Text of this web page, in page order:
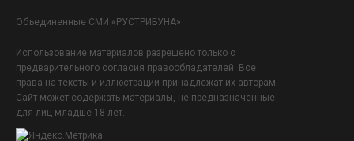
Объединенные СМИ «РУСТРИБУНА»
Использование материалов разрешено только с
предварительного согласия правообладателей. Все
права на тексты и иллюстрации принадлежат их авторам.
Сайт может содержать материалы, не предназначенные
для лиц младше 18 лет.